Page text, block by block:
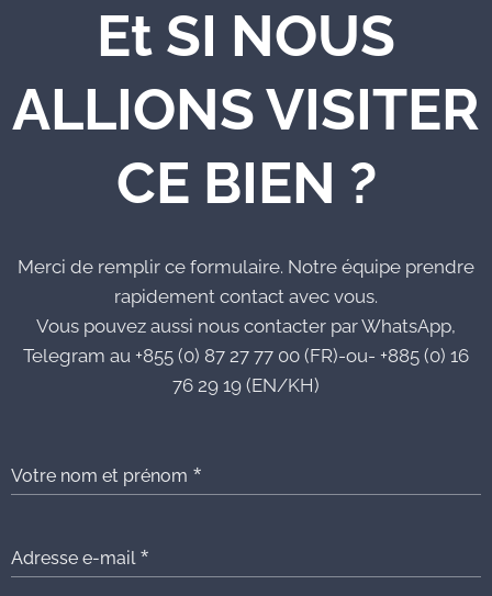
Et SI NOUS
ALLIONS VISITER
CE BIEN ?
Merci de remplir ce formulaire. Notre équipe prendre
rapidement contact avec vous.
Vous pouvez aussi nous contacter par WhatsApp,
Telegram au +855 (0) 87 27 77 00 (FR)-ou- +885 (0) 16
76 29 19 (EN/KH)
Votre nom et prénom
Adresse e-mail